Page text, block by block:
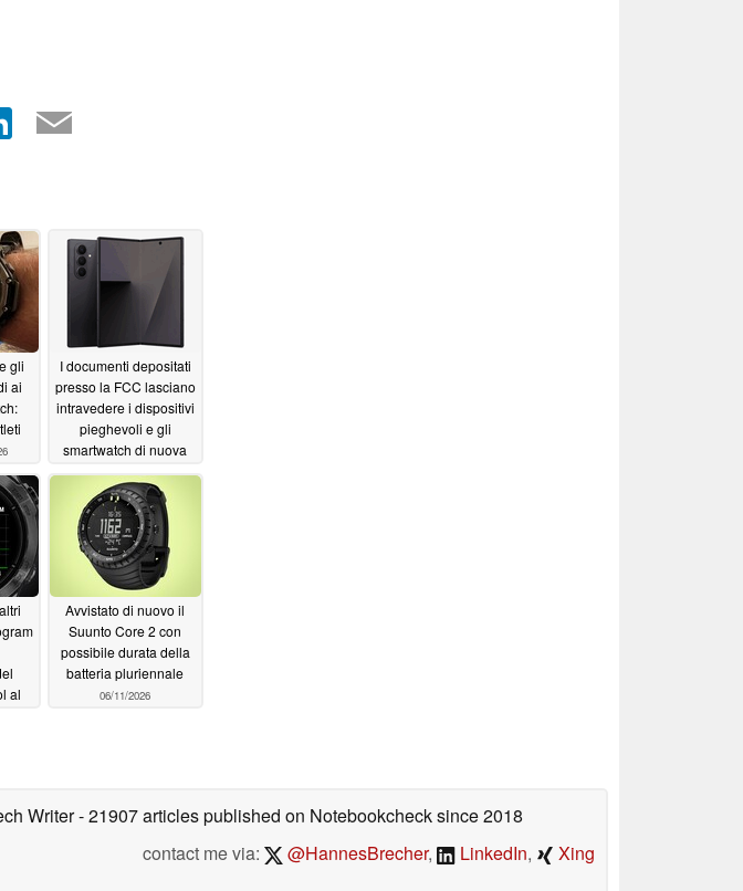
gli
ai
I documenti depositati
presso la FCC lasciano
intravedere i dispositivi
pieghevoli e gli
smartwatch di nuova
Samsung06/16/2026
al
Avvistato di nuovo il
Suunto Core 2 con
possibile durata della
batteria pluriennale
06/11/2026
Writer- 21907 articles published on Notebookchecksince 2018
contact me via:
@HannesBrecher, LinkedIn, Xing